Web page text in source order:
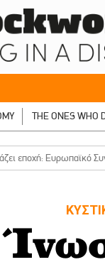
THE ONES WHO
εποχή: Ευρωπαϊκό